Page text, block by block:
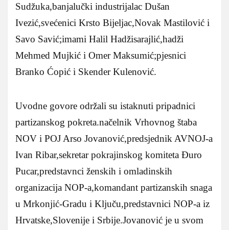
Sudžuka,banjalučki industrijalac Dušan
Ivezić,svećenici Krsto Bijeljac,Novak Mastilović i
Savo Savić;imami Halil Hadžisarajlić,hadži
Mehmed Mujkić i Omer Maksumić;pjesnici
Branko Ćopić i Skender Kulenović.
Uvodne govore održali su istaknuti pripadnici
partizanskog pokreta.načelnik Vrhovnog štaba
NOV i POJ Arso Jovanović,predsjednik AVNOJ-a
Ivan Ribar,sekretar pokrajinskog komiteta Đuro
Pucar,predstavnci ženskih i omladinskih
organizacija NOP-a,komandant partizanskih snaga
u Mrkonjić-Gradu i Ključu,predstavnici NOP-a iz
Hrvatske,Slovenije i Srbije.Jovanović je u svom